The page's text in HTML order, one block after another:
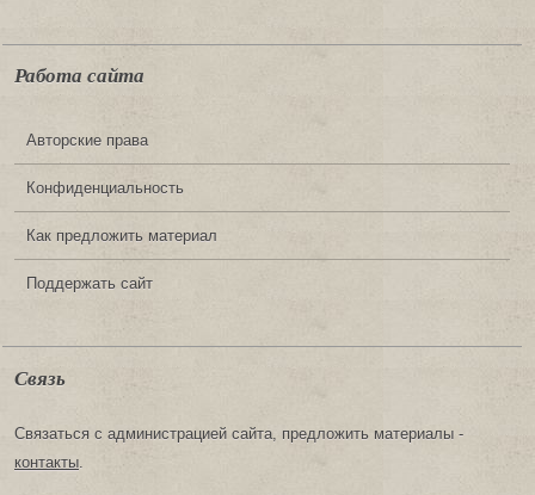
Работа сайта
Авторские права
Конфиденциальность
Как предложить материал
Поддержать сайт
Связь
Связаться с администрацией сайта, предложить материалы -
контакты